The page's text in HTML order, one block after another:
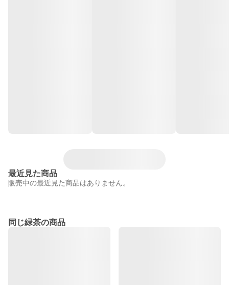
最近見た商品
販売中の最近見た商品はありません。
同じ緑茶の商品